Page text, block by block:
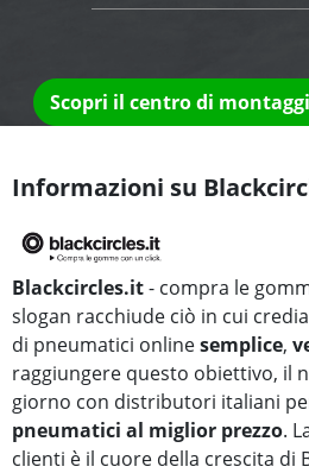
Scopri il centro di
Informazioni su
Blackcircles.it- compra le
slogan racchiude ciò in cui
di pneumatici onlinesemplice,
raggiungere questo obiettivo, il
giorno con distributori italiani
pneumatici al miglior prezzo.
clienti è il cuore della crescita di